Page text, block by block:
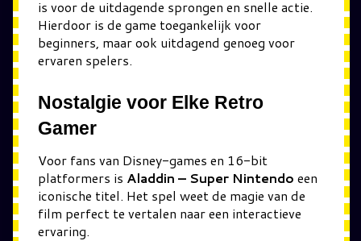
is voor de uitdagende sprongen en snelle actie.
Hierdoor is de game toegankelijk voor
beginners, maar ook uitdagend genoeg voor
ervaren spelers.
Nostalgie voor Elke Retro
Gamer
Voor fans van Disney-games en 16-bit
platformers is Aladdin – Super Nintendo een
iconische titel. Het spel weet de magie van de
film perfect te vertalen naar een interactieve
ervaring.